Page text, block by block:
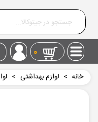
0
خانه > لوازم بهداشتی >